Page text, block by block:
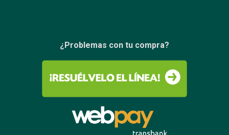
¿Problemas con tu compra?